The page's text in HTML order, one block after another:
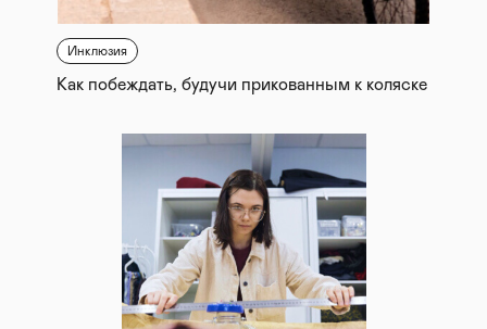
Инклюзия
Как побеждать, будучи прикованным к коляске